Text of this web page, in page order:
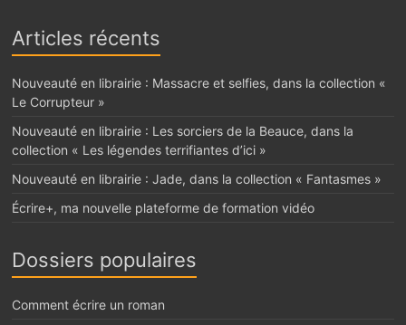
Articles récents
Nouveauté en librairie : Massacre et selfies, dans la collection «
Le Corrupteur »
Nouveauté en librairie : Les sorciers de la Beauce, dans la
collection « Les légendes terrifiantes d’ici »
Nouveauté en librairie : Jade, dans la collection « Fantasmes »
Écrire+, ma nouvelle plateforme de formation vidéo
Dossiers populaires
Comment écrire un roman